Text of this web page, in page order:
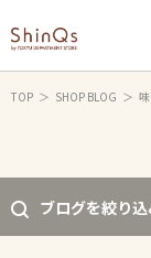
TOP SHOP BLOG
ブログを絞り